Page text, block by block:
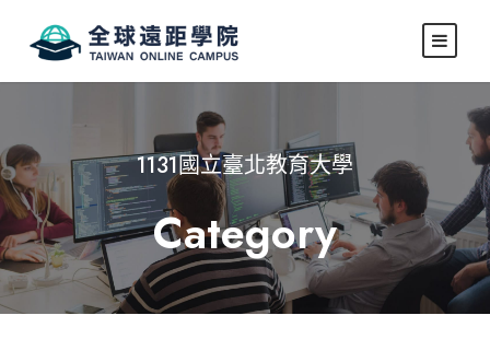
1131國立臺北教育大學
Category